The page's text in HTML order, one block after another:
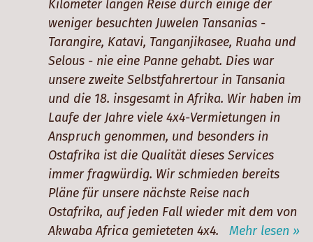
Kilometer langen Reise durch einige der
weniger besuchten Juwelen Tansanias -
Tarangire, Katavi, Tanganjikasee, Ruaha und
Selous - nie eine Panne gehabt. Dies war
unsere zweite Selbstfahrertour in Tansania
und die 18. insgesamt in Afrika. Wir haben im
Laufe der Jahre viele 4x4-Vermietungen in
Anspruch genommen, und besonders in
Ostafrika ist die Qualität dieses Services
immer fragwürdig. Wir schmieden bereits
Pläne für unsere nächste Reise nach
Ostafrika, auf jeden Fall wieder mit dem von
Akwaba Africa gemieteten 4x4. Mehr lesen »